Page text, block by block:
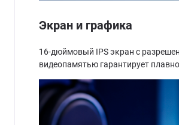
Экран и графика
16-дюймовый IPS экран с
видеопамятью гарантирует